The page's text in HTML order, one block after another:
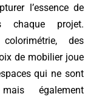
l’essence de
chaque projet.
des
de mobilier joue
qui ne sont
également